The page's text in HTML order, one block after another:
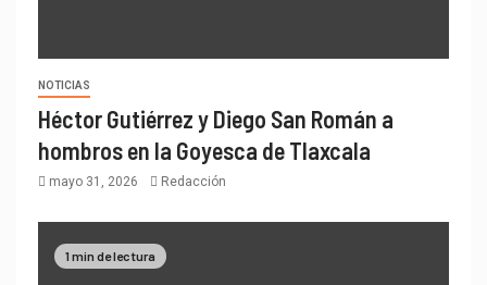
NOTICIAS
Héctor Gutiérrez y Diego San Román a
hombros en la Goyesca de Tlaxcala
mayo 31, 2026 Redacción
1 min de lectura